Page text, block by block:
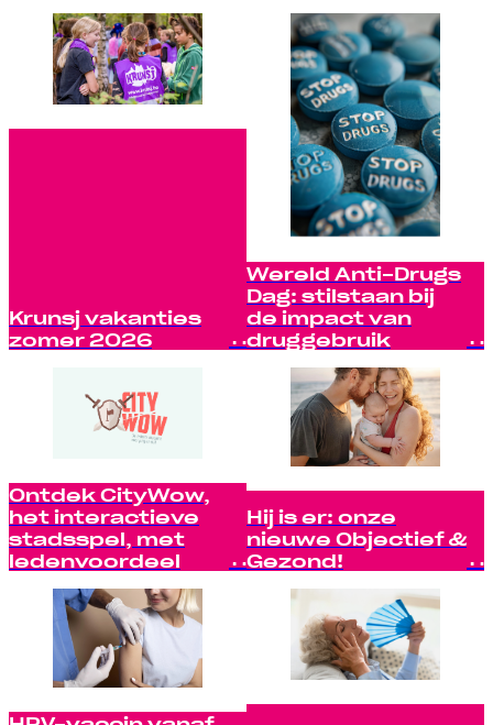
Krunsj vakanties
zomer 2026
Wereld Anti-Drugs
Dag: stilstaan bij
de impact van
druggebruik
Ontdek CityWow,
het interactieve
stadsspel, met
ledenvoordeel
Hij is er: onze
nieuwe Objectief &
Gezond!